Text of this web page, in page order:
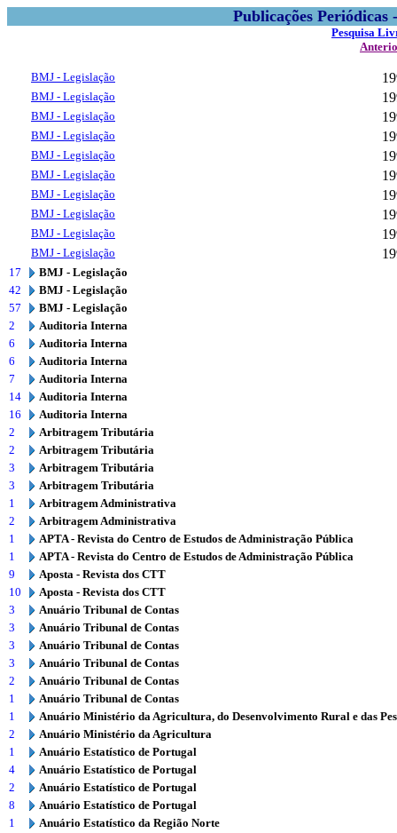
Publicações
Pesquisa
BMJ - Legislação
BMJ - Legislação
BMJ - Legislação
BMJ - Legislação
BMJ - Legislação
BMJ - Legislação
BMJ - Legislação
BMJ - Legislação
BMJ - Legislação
BMJ - Legislação
17
BMJ - Legislação
42
BMJ - Legislação
57
BMJ - Legislação
2
Auditoria Interna
6
Auditoria Interna
6
Auditoria Interna
7
Auditoria Interna
14
Auditoria Interna
16
Auditoria Interna
2
Arbitragem Tributária
2
Arbitragem Tributária
3
Arbitragem Tributária
3
Arbitragem Tributária
1
Arbitragem Administrativa
2
Arbitragem Administrativa
1
APTA - Revista do Centro de Estudos de Administração Pública
1
APTA - Revista do Centro de Estudos de Administração Pública
9
Aposta - Revista dos CTT
10
Aposta - Revista dos CTT
3
Anuário Tribunal de Contas
3
Anuário Tribunal de Contas
3
Anuário Tribunal de Contas
3
Anuário Tribunal de Contas
2
Anuário Tribunal de Contas
1
Anuário Tribunal de Contas
1
Anuário Ministério da Agricultura, do Desenvolvimento Rural e das
2
Anuário Ministério da Agricultura
1
Anuário Estatístico de Portugal
4
Anuário Estatístico de Portugal
2
Anuário Estatístico de Portugal
8
Anuário Estatístico de Portugal
1
Anuário Estatístico da Região Norte